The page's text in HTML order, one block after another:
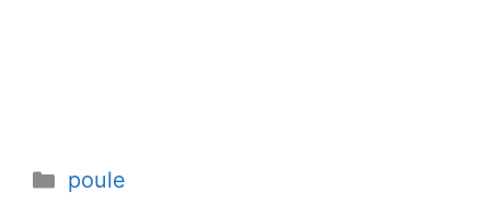
Catégories
poule